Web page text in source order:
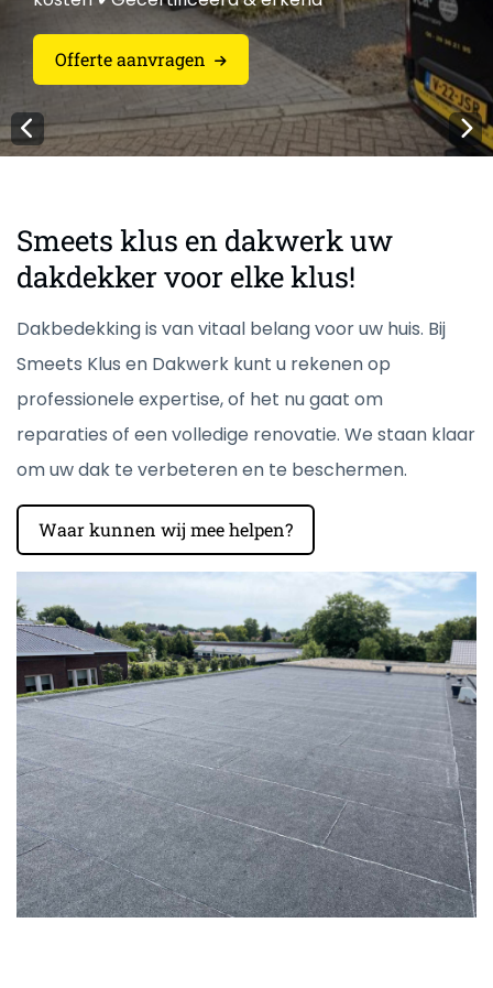
Offerte aanvragen
Offerte aanvragen
Offerte aanvragen
Offerte aanvragen
Offerte aanvragen
Smeets klus en dakwerk uw
dakdekker voor elke klus!
Dakbedekking is van vitaal belang voor uw huis. Bij
Smeets Klus en Dakwerk kunt u rekenen op
professionele expertise, of het nu gaat om
reparaties of een volledige renovatie. We staan klaar
om uw dak te verbeteren en te beschermen.
Waar kunnen wij mee helpen?